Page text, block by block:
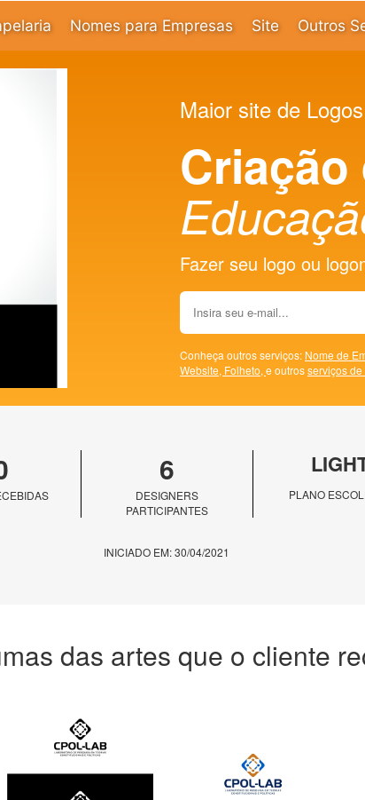
Nomes para Empresas Site Outros
Maior site de
Criação
Fazer seu logo ou
Conheça outros serviços: Nome de
Website, Folheto, e outrosserviços
6
DESIGNERS
PARTICIPANTES
PLANO
INICIADO EM: 30/04/2021
das artes que o cliente